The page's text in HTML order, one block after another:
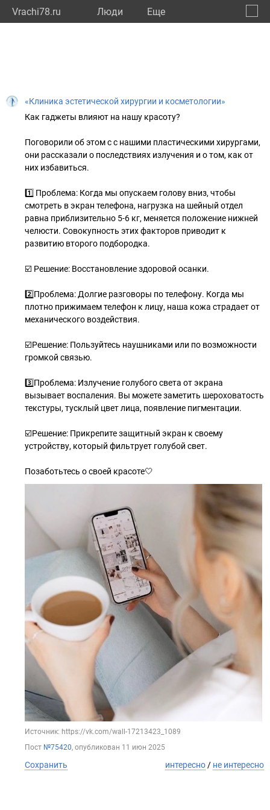
Vrachi78.ru Люди Eще
«Клиника эстетической хирургии и косметологии»
Как гаджеты влияют на нашу красоту?
Поговорили об этом с с нашими пластическими хирургами,
они рассказали о последствиях излучения и о том, как от
них избавиться.
1️⃣ Проблема: Когда мы опускаем голову вниз, чтобы
смотреть в экран телефона, нагрузка на шейный отдел
равна приблизительно 5-6 кг, меняется положение нижней
челюсти. Совокупность этих факторов приводит к
развитию второго подбородка.
☑️ Решение: Восстановление здоровой осанки.
2️⃣Проблема: Долгие разговоры по телефону. Когда мы
плотно прижимаем телефон к лицу, наша кожа страдает от
механического воздействия.
☑️Решение: Пользуйтесь наушниками или по возможности
громкой связью.
3️⃣Проблема: Излучение голубого света от экрана
вызывает воспаления. Вы можете заметить шероховатость
текстуры, тусклый цвет лица, появление пигментации.
☑️Решение: Прикрепите защитный экран к своему
устройству, который фильтрует голубой свет.
Позаботьтесь о своей красоте🤍
Источник: https://vk.com/wall-17213423_1089
Пост №75420, опубликован 11 июн 2025
Сохранить интересно / не интересно